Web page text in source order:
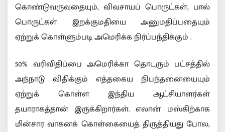
கொண்டுவருவதையும், விவசாயப் பொருட்கள், பால்
பொருட்கள் இறக்குமதியை அனுமதிப்பதையும்
ஏற்றுக் கொள்ளும்படி அமெரிக்க நிர்ப்பந்திக்கும் .
50% வரிவிதிப்பை அமெரிக்கா தொடரும் பட்சத்தில்
அந்நாடு விதிக்கும் எத்தகைய நிபந்தனையையும்
ஏற்றுக் கொள்ள இந்திய ஆட்சியாளர்கள்
தயாராகத்தான் இருக்கிறார்கள். எலான் மஸ்கிற்காக
மின்சார வாகனக் கொள்கையைத் திருத்தியது போல,